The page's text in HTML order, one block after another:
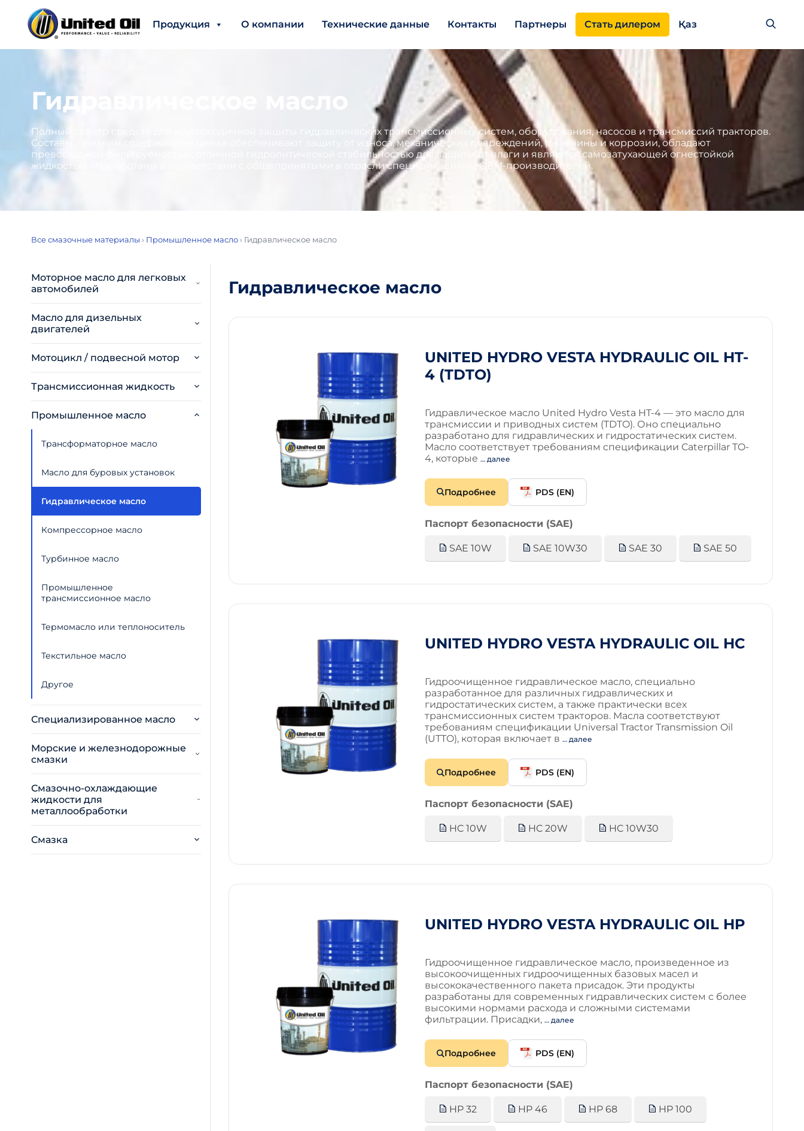
Продукция О компании Технические данные Контакты Партнеры Стать дилером Қаз
Гидравлическое масло
Полный спектр средств для круглогодичной защиты гидравлических трансмиссионных систем, оборудования, насосов и трансмиссий тракторов.
Составы с низким содержанием цинка обеспечивают защиту от износа, механических повреждений, ржавчины и коррозии, обладают
превосходной фильтруемостью, отличной гидролитической стабильностью для защиты от влаги и являются самозатухающей огнестойкой
жидкостью. Разработаны в соответствии с общепринятыми в отрасли спецификациями OEM-производителей.
Все смазочные материалы › Промышленное масло› Гидравлическое масло
Моторное масло для легковых
автомобилей
Масло для дизельных
двигателей
Мотоцикл / подвесной мотор
Трансмиссионная жидкость
Промышленное масло
Трансформаторное масло
Масло для буровых установок
Гидравлическое масло
Компрессорное масло
Турбинное масло
Промышленное
трансмиссионное масло
Термомасло или теплоноситель
Текстильное масло
Другое
Специализированное масло
Морские и железнодорожные
смазки
Смазочно-охлаждающие
жидкости для
металлообработки
Смазка
Гидравлическое масло
UNITED HYDRO VESTA HYDRAULIC OIL HT-
4 (TDTO)
Гидравлическое масло United Hydro Vesta HT-4 — это масло для
трансмиссии и приводных систем (TDTO). Оно специально
разработано для гидравлических и гидростатических систем.
Масло соответствует требованиям спецификации Caterpillar TO-
4, которые… далее
Подробнее PDS (EN)
Паспорт безопасности (SAE)
SAE 10W SAE 10W30 SAE 30 SAE 50
UNITED HYDRO VESTA HYDRAULIC OIL HC
Гидроочищенное гидравлическое масло, специально
разработанное для различных гидравлических и
гидростатических систем, а также практически всех
трансмиссионных систем тракторов. Масла соответствуют
требованиям спецификации Universal Tractor Transmission Oil
(UTTO), которая включает в… далее
Подробнее PDS (EN)
Паспорт безопасности (SAE)
HC 10W HC 20W HC 10W30
UNITED HYDRO VESTA HYDRAULIC OIL HP
Гидроочищенное гидравлическое масло, произведенное из
высокоочищенных гидроочищенных базовых масел и
высококачественного пакета присадок. Эти продукты
разработаны для современных гидравлических систем с более
высокими нормами расхода и сложными системами
фильтрации. Присадки,… далее
Подробнее PDS (EN)
Паспорт безопасности (SAE)
HP 32 HP 46 HP 68 HP 100